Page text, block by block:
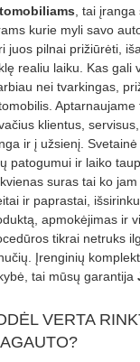
, tai
kurie myli savo
juos pilnai prižiūrėti,
realiu laiku. Kas gali
nei tvarkingas,
Aptarnaujame
klientus,
ir į užsienį.
patogumui ir laiko
suras tai ko
ir paprastai,
apmokėjimas ir
tikrai netruks
Įrenginių
tai mūsų garantija
VERTA